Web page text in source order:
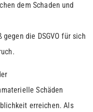
dem Schaden und
die DSGVO für sich
Schäden
erreichen. Als